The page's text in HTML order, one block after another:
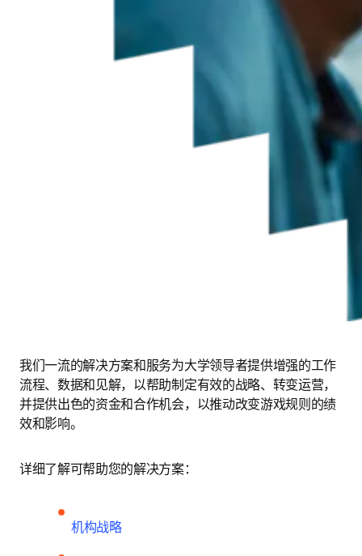
我们一流的解决方案和服务为大学领导者提供增强的工作
流程、数据和见解，以帮助制定有效的战略、转变运营，
并提供出色的资金和合作机会，以推动改变游戏规则的绩
效和影响。
详细了解可帮助您的解决方案：
机构战略